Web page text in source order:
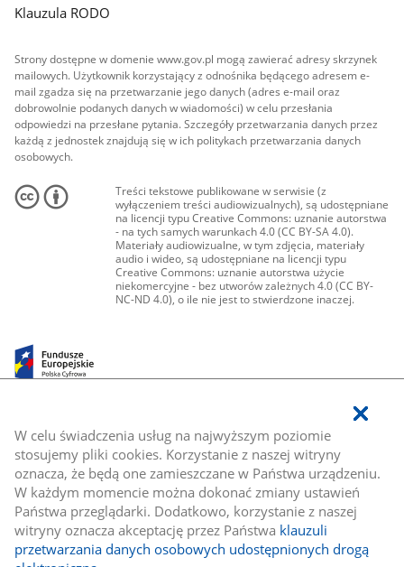
W celu świadczenia usług na najwyższym poziomie
stosujemy pliki cookies. Korzystanie z naszej witryny
oznacza, że będą one zamieszczane w Państwa urządzeniu.
W każdym momencie można dokonać zmiany ustawień
Państwa przeglądarki. Dodatkowo, korzystanie z naszej
witryny oznacza akceptację przez Państwa klauzuli
przetwarzania danych osobowych udostępnionych drogą
Klauzula RODO
Strony dostępne w domenie www.gov.pl mogą zawierać adresy skrzynek
mailowych. Użytkownik korzystający z odnośnika będącego adresem e-
mail zgadza się na przetwarzanie jego danych (adres e-mail oraz
dobrowolnie podanych danych w wiadomości) w celu przesłania
odpowiedzi na przesłane pytania. Szczegóły przetwarzania danych przez
każdą z jednostek znajdują się w ich politykach przetwarzania danych
osobowych.
Treści tekstowe publikowane w serwisie (z
wyłączeniem treści audiowizualnych), są udostępniane
na licencji typu Creative Commons: uznanie autorstwa
- na tych samych warunkach 4.0 (CC BY-SA 4.0).
Materiały audiowizualne, w tym zdjęcia, materiały
audio i wideo, są udostępniane na licencji typu
Creative Commons: uznanie autorstwa użycie
niekomercyjne - bez utworów zależnych 4.0 (CC BY-
NC-ND 4.0), o ile nie jest to stwierdzone inaczej.